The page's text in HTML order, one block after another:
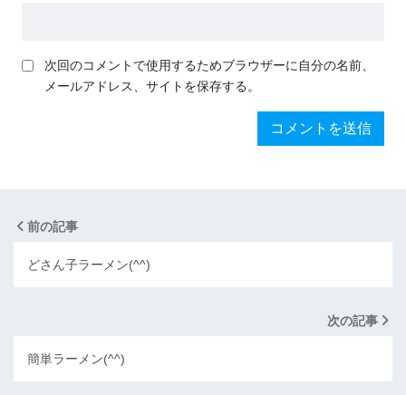
次回のコメントで使用するためブラウザーに自分の名前、
メールアドレス、サイトを保存する。
前の記事
どさん子ラーメン(^^)
次の記事
簡単ラーメン(^^)